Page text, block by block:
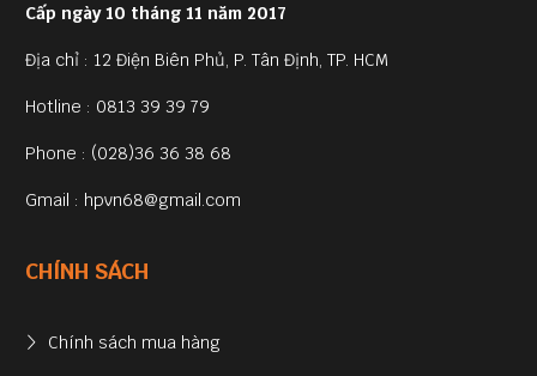
Cấp ngày 10 tháng 11 năm 2017
Địa chỉ : 12 Điện Biên Phủ, P. Tân Định, TP. HCM
Hotline : 0813 39 39 79
Phone : (028)36 36 38 68
Gmail : hpvn68@gmail.com
CHÍNH SÁCH
Chính sách mua hàng